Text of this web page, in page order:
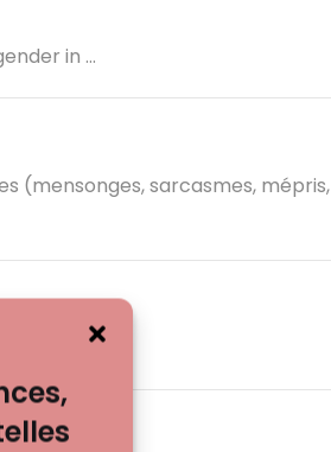
in ...
(mensonges, sarcasmes, mépris,